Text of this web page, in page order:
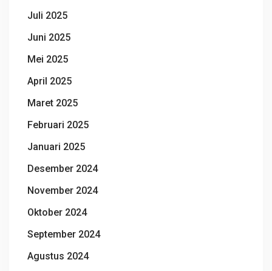
Juli 2025
Juni 2025
Mei 2025
April 2025
Maret 2025
Februari 2025
Januari 2025
Desember 2024
November 2024
Oktober 2024
September 2024
Agustus 2024